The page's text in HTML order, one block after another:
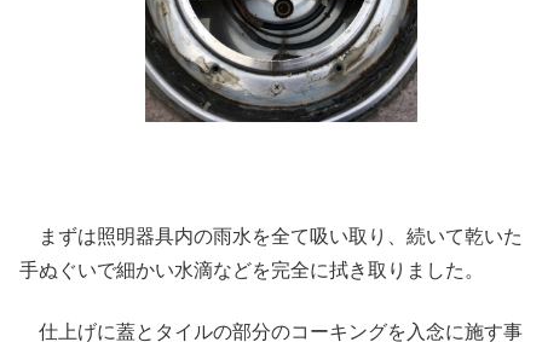
まずは照明器具内の雨水を全て吸い取り、続いて乾いた
手ぬぐいで細かい水滴などを完全に拭き取りました。
仕上げに蓋とタイルの部分のコーキングを入念に施す事